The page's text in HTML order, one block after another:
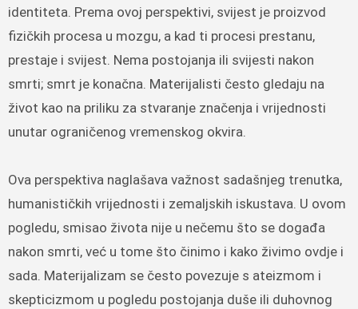
identiteta. Prema ovoj perspektivi, svijest je proizvod
fizičkih procesa u mozgu, a kad ti procesi prestanu,
prestaje i svijest. Nema postojanja ili svijesti nakon
smrti; smrt je konačna. Materijalisti često gledaju na
život kao na priliku za stvaranje značenja i vrijednosti
unutar ograničenog vremenskog okvira.
Ova perspektiva naglašava važnost sadašnjeg trenutka,
humanističkih vrijednosti i zemaljskih iskustava. U ovom
pogledu, smisao života nije u nečemu što se događa
nakon smrti, već u tome što činimo i kako živimo ovdje i
sada. Materijalizam se često povezuje s ateizmom i
skepticizmom u pogledu postojanja duše ili duhovnog